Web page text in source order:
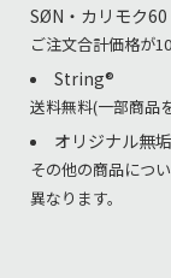
SØN・カリモク
ご注文合計価格が
String®︎
送料無料(一部商品
オリジナル無
その他の商品につ
異なります。